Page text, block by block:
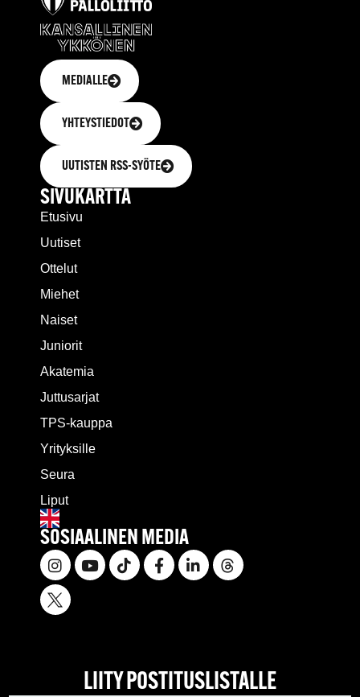
MEDIALLE
YHTEYSTIEDOT
UUTISTEN RSS-SYÖTE
SIVUKARTTA
Etusivu
Uutiset
Ottelut
Miehet
Naiset
Juniorit
Akatemia
Juttusarjat
TPS-kauppa
Yrityksille
Seura
Liput
SOSIAALINEN MEDIA
LIITY POSTITUSLISTALLE